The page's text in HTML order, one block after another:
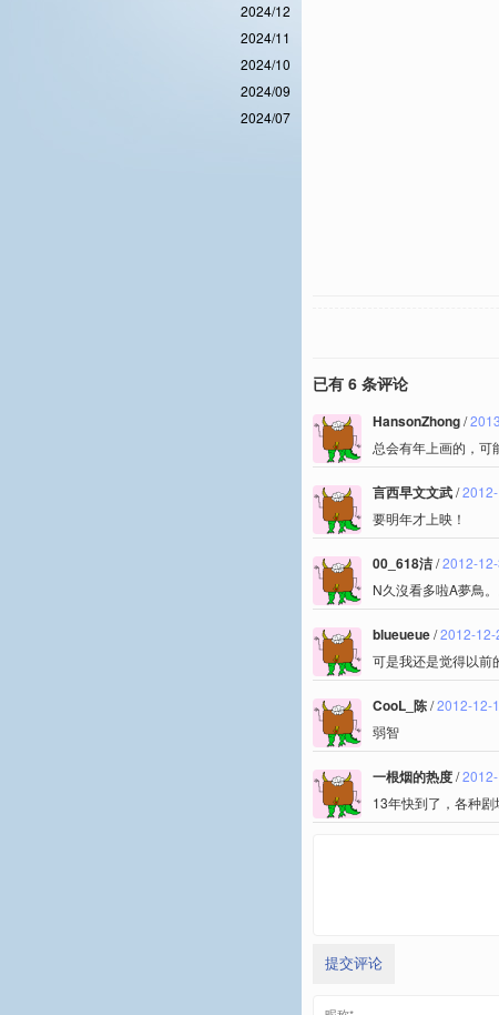
2024/12
2024/11
2024/10
2024/09
2024/07
已有 6 条评论
HansonZhong/
总会有年上画的，可
言西早文文武/
要明年才上映！
00_618洁/2012-
N久沒看多啦A夢鳥。
blueueue/2012-12-
可是我还是觉得以前
CooL_陈/2012-12-
弱智
一根烟的热度/
13年快到了，各种
提交评论